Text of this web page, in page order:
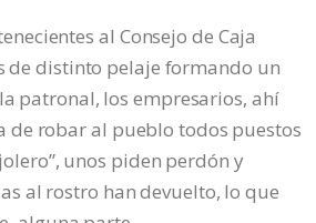
al Consejo de Caja
de distinto pelaje formando un
patronal, los empresarios, ahí
de robar al pueblo todos puestos
unos piden perdón y
al rostro han devuelto, lo que